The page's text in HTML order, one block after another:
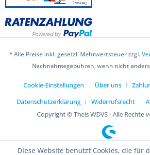
* Alle Preise inkl. gesetzl. Mehrwertsteuer zzgl.
Nachnahmegebühren, wenn nicht
Cookie-Einstellungen Über uns
Datenschutzerklärung
Widerrufsrecht
Copyright © Theis WDVS - Alle Rechte
Diese Website benutzt Cookies, die für